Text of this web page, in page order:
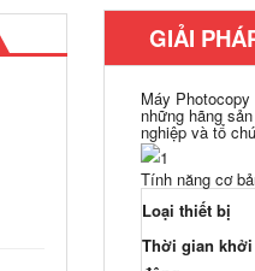
GIẢI
Máy
những hãng
nghiệp và tổ
Tính năng cơ
Loại thiết bị
Thời gian khởi